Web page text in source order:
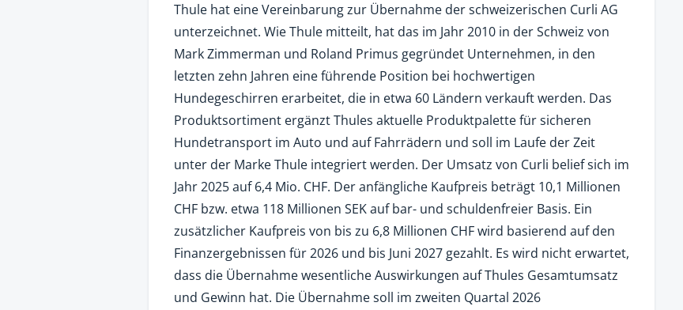
Thule hat eine Vereinbarung zur Übernahme der schweizerischen Curli AG
unterzeichnet. Wie Thule mitteilt, hat das im Jahr 2010 in der Schweiz von
Mark Zimmerman und Roland Primus gegründet Unternehmen, in den
letzten zehn Jahren eine führende Position bei hochwertigen
Hundegeschirren erarbeitet, die in etwa 60 Ländern verkauft werden. Das
Produktsortiment ergänzt Thules aktuelle Produktpalette für sicheren
Hundetransport im Auto und auf Fahrrädern und soll im Laufe der Zeit
unter der Marke Thule integriert werden. Der Umsatz von Curli belief sich im
Jahr 2025 auf 6,4 Mio. CHF. Der anfängliche Kaufpreis beträgt 10,1 Millionen
CHF bzw. etwa 118 Millionen SEK auf bar- und schuldenfreier Basis. Ein
zusätzlicher Kaufpreis von bis zu 6,8 Millionen CHF wird basierend auf den
Finanzergebnissen für 2026 und bis Juni 2027 gezahlt. Es wird nicht erwartet,
dass die Übernahme wesentliche Auswirkungen auf Thules Gesamtumsatz
und Gewinn hat. Die Übernahme soll im zweiten Quartal 2026